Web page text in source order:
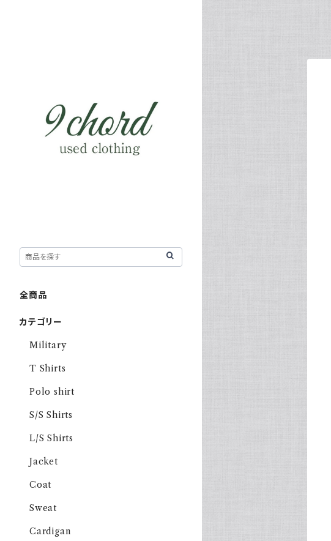
全商品
カテゴリー
Military
T Shirts
Polo shirt
S/S Shirts
L/S Shirts
Jacket
Coat
Sweat
Cardigan